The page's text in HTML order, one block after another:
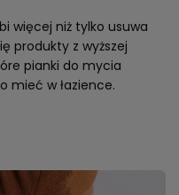
więcej niż tylko usuwa
produkty z wyższej
pianki do mycia
mieć w łazience.